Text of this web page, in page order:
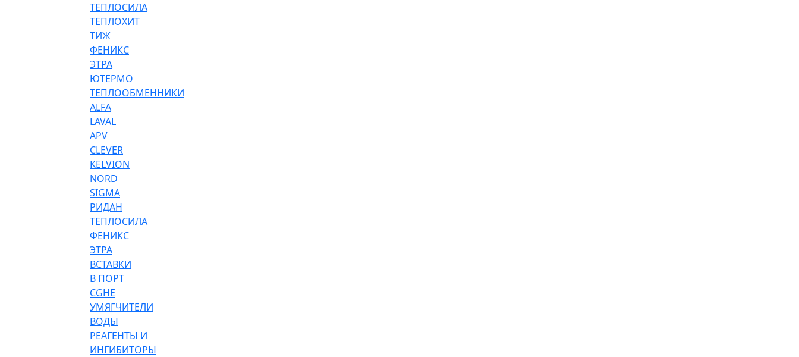
ТЕПЛОСИЛА
ТЕПЛОХИТ
ТИЖ
ФЕНИКС
ЭТРА
ЮТЕРМО
ТЕПЛООБМЕННИКИ
ALFA
LAVAL
APV
CLEVER
KELVION
NORD
SIGMA
РИДАН
ТЕПЛОСИЛА
ФЕНИКС
ЭТРА
ВСТАВКИ
В ПОРТ
CGHE
УМЯГЧИТЕЛИ
ВОДЫ
РЕАГЕНТЫ И
ИНГИБИТОРЫ